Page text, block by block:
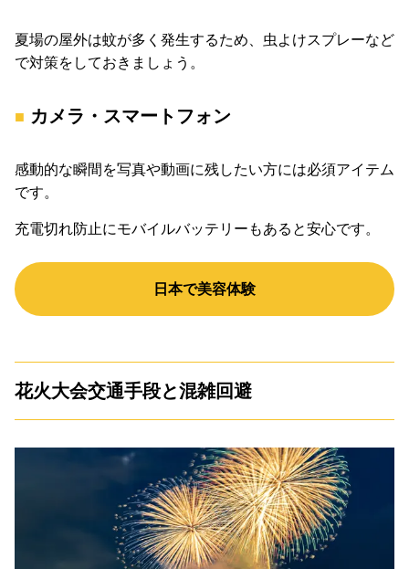
夏場の屋外は蚊が多く発生するため、虫よけスプレーなど
で対策をしておきましょう。
カメラ・スマートフォン
感動的な瞬間を写真や動画に残したい方には必須アイテム
です。
充電切れ防止にモバイルバッテリーもあると安心です。
日本で美容体験
花火大会交通手段と混雑回避